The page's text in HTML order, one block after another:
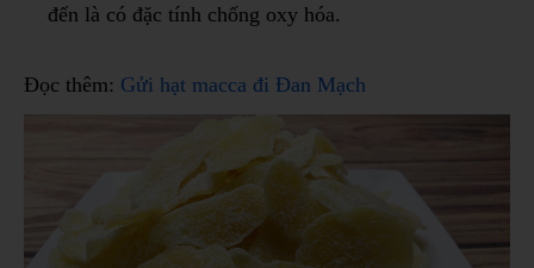
đến là có đặc tính chống oxy hóa.
Đọc thêm: Gửi hạt macca đi Đan Mạch